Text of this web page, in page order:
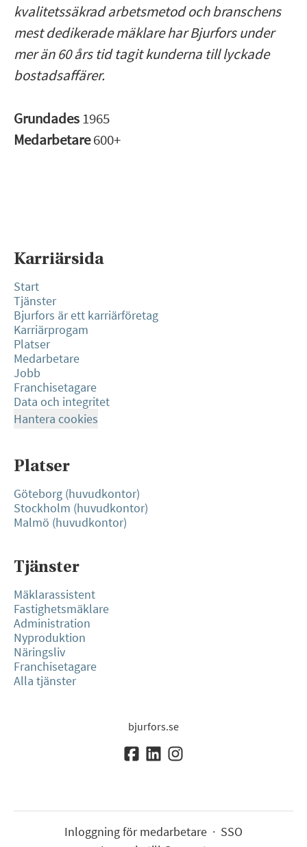
kvalitetssäkrad arbetsmetod och branschens
mest dedikerade mäklare har Bjurfors under
mer än 60 års tid tagit kunderna till lyckade
bostadsaffärer.
Grundades1965
Medarbetare600+
Karriärsida
Start
Tjänster
Bjurfors är ett karriärföretag
Karriärprogam
Platser
Medarbetare
Jobb
Franchisetagare
Data och integritet
Hantera cookies
Platser
Göteborg (huvudkontor)
Stockholm (huvudkontor)
Malmö (huvudkontor)
Tjänster
Mäklarassistent
Fastighetsmäklare
Administration
Nyproduktion
Näringsliv
Franchisetagare
Alla tjänster
bjurfors.se
Inloggning för medarbetare · SSO